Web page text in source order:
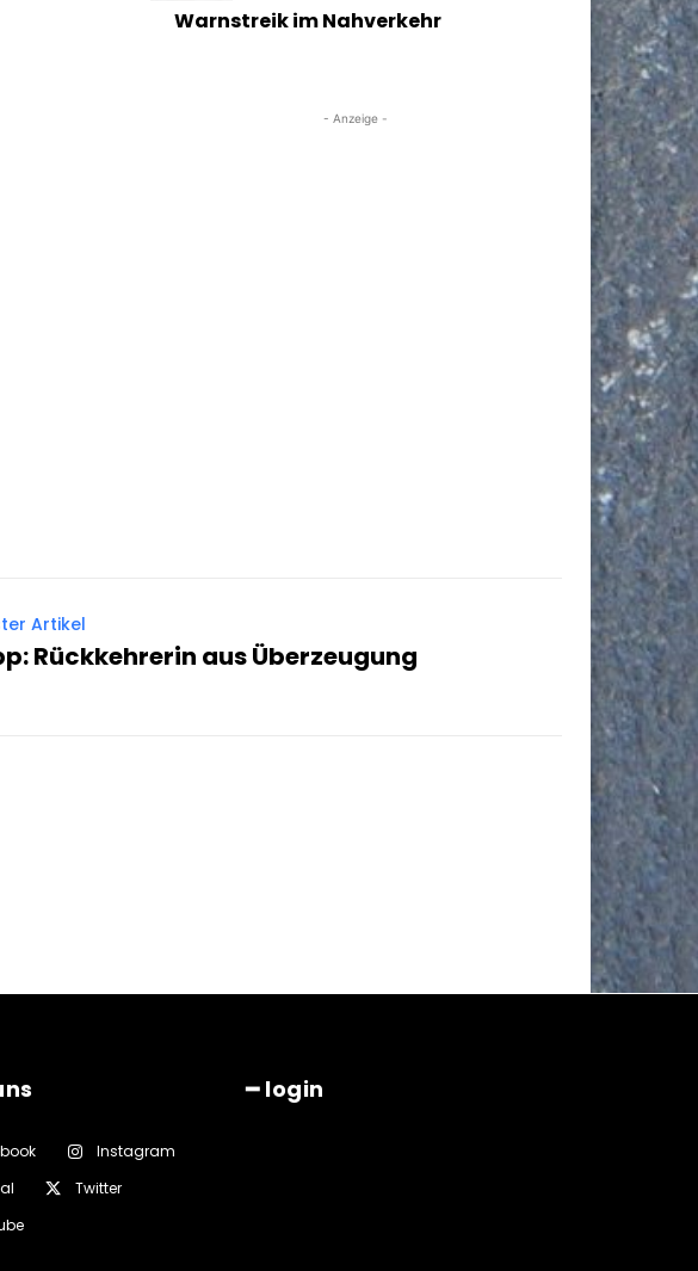
Warnstreik im Nahverkehr
- Anzeige -
Artikel
Rückkehrerin aus Überzeugung
Instagram
Twitter
━ login